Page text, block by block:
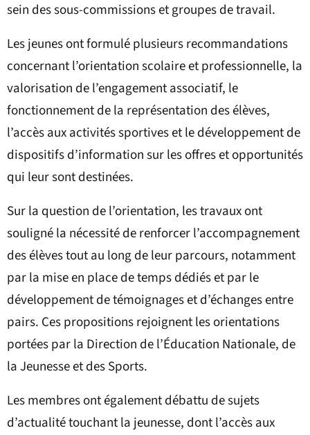
sein des sous-commissions et groupes de travail.
Les jeunes ont formulé plusieurs recommandations
concernant l’orientation scolaire et professionnelle, la
valorisation de l’engagement associatif, le
fonctionnement de la représentation des élèves,
l’accès aux activités sportives et le développement de
dispositifs d’information sur les offres et opportunités
qui leur sont destinées.
Sur la question de l’orientation, les travaux ont
souligné la nécessité de renforcer l’accompagnement
des élèves tout au long de leur parcours, notamment
par la mise en place de temps dédiés et par le
développement de témoignages et d’échanges entre
pairs. Ces propositions rejoignent les orientations
portées par la Direction de l’Éducation Nationale, de
la Jeunesse et des Sports.
Les membres ont également débattu de sujets
d’actualité touchant la jeunesse, dont l’accès aux